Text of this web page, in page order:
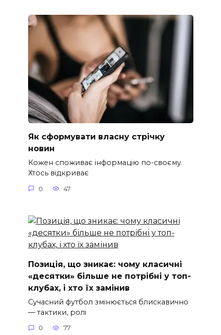
Як сформувати власну стрічку
новин
Кожен споживає інформацію по-своєму.
Хтось відкриває
0 47
Позиція, що зникає: чому класичні
«десятки» більше не потрібні у топ-
клубах, і хто їх замінив
Сучасний футбол змінюється блискавично
— тактики, ролі
0 77